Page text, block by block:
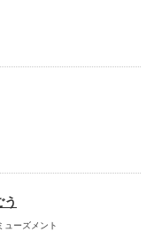
ューズメント